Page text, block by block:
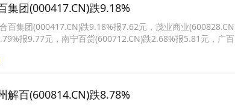
集团(000417.CN)跌9.18%
百集团(000417.CN)跌9.18%报7.62元，茂业商业
报9.77元，南宁百货(600712.CN)跌2.68%报5.81元，广
解百(600814.CN)跌8.78%